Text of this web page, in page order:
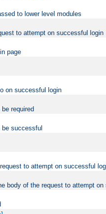
to lower level modules
to attempt on successful login
page
on successful login
required
successful
to attempt on successful
body of the request to attempt